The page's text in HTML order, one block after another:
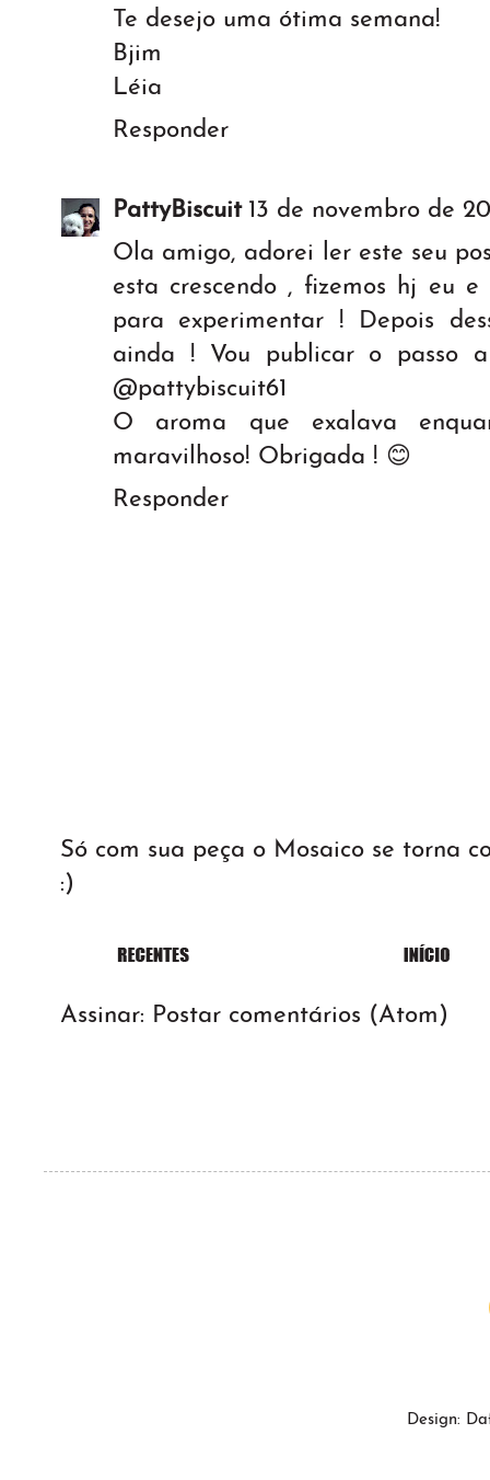
Te desejo uma ótima semana!
Bjim
Léia
Responder
PattyBiscuit 13 de novembro de
Ola amigo, adorei ler este seu
esta crescendo , fizemos hj eu e
para experimentar ! Depois
ainda ! Vou publicar o passo
@pattybiscuit61
O aroma que exalava
maravilhoso! Obrigada ! 😊
Responder
Só com sua peça o Mosaico se torna
:)
Assinar: Postar comentários (Atom)
Design: